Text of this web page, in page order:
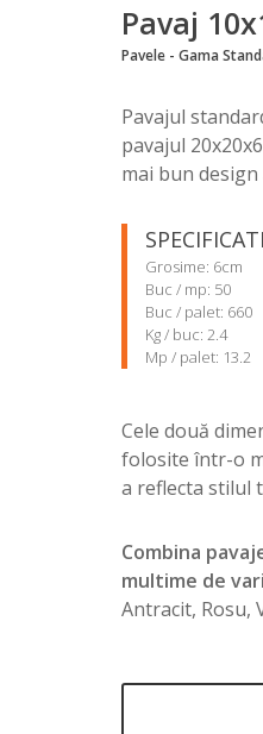
Pavaj
Pavele - Gama
Pavajul
pavajul
mai bun design
Grosime: 6cm
Buc / mp: 50
Buc / palet: 660
Kg / buc: 2.4
Mp / palet: 13.2
Cele două
folosite într-o
a reflecta stilul
Combina
multime de
Antracit, Rosu,